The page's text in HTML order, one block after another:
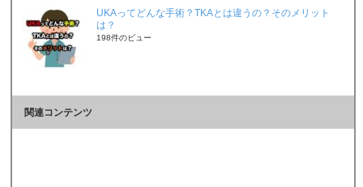
UKAってどんな手術？TKAとは違うの？そのメリット
は？
198件のビュー
関連コンテンツ